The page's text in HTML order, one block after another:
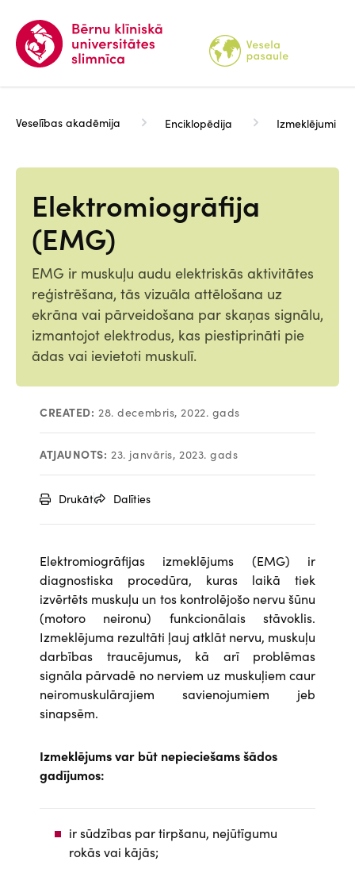
galveno
saturu
Veselības akadēmija Enciklopēdija Izmeklējumi
Elektromiogrāfija
(EMG)
EMG ir muskuļu audu elektriskās aktivitātes
reģistrēšana, tās vizuāla attēlošana uz
ekrāna vai pārveidošana par skaņas signālu,
izmantojot elektrodus, kas piestiprināti pie
ādas vai ievietoti muskulī.
CREATED: 28. decembris, 2022. gads
ATJAUNOTS: 23. janvāris, 2023. gads
Drukāt Dalīties
Elektromiogrāfijas izmeklējums (EMG) ir
diagnostiska procedūra, kuras laikā tiek
izvērtēts muskuļu un tos kontrolējošo nervu šūnu
(motoro neironu) funkcionālais stāvoklis.
Izmeklējuma rezultāti ļauj atklāt nervu, muskuļu
darbības traucējumus, kā arī problēmas
signāla pārvadē no nerviem uz muskuļiem caur
neiromuskulārajiem savienojumiem jeb
sinapsēm.
Izmeklējums var būt nepieciešams šādos
gadījumos:
ir sūdzības par tirpšanu, nejūtīgumu
rokās vai kājās;